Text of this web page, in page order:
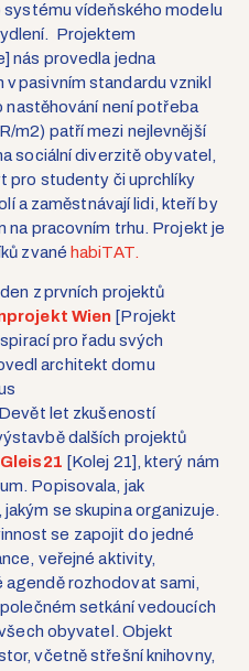
systému vídeňského modelu
Projektem
nás provedla jedna
pasivním standardu vznikl
nastěhování není potřeba
m2) patří mezi nejlevnější
sociální diverzitě obyvatel,
pro studenty či uprchlíky
a zaměstnávají lidi, kteří by
na pracovním trhu. Projekt je
zvané habiTAT.
z prvních projektů
Wien [Projekt
pro řadu svých
architekt domu
Devět let zkušeností
dalších projektů
Gleis21 [Kolej 21] , který nám
Popisovala, jak
se skupina organizuje.
se zapojit do jedné
veřejné aktivity,
rozhodovat sami,
setkání vedoucích
obyvatel. Objekt
včetně střešní knihovny,